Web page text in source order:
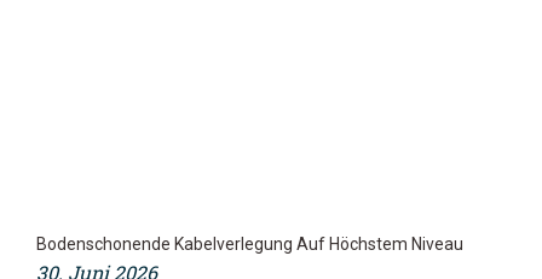
Bodenschonende Kabelverlegung Auf Höchstem Niveau
30. Juni 2026